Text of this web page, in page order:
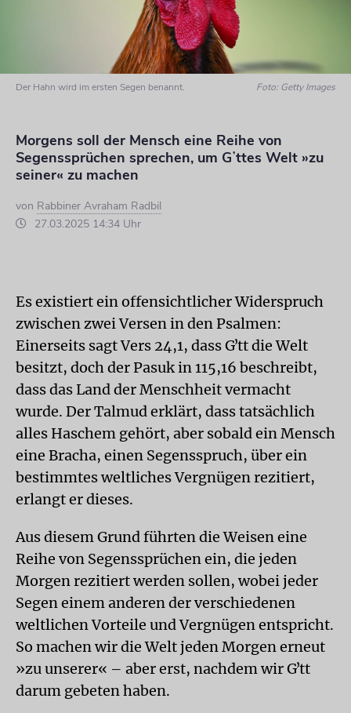
Der Hahn wird im ersten Segen benannt. Foto: Getty Images
Morgens soll der Mensch eine Reihe von
Segenssprüchen sprechen, um Gʼttes Welt »zu
seiner« zu machen
von Rabbiner Avraham Radbil
27.03.2025 14:34 Uhr
Es existiert ein offensichtlicher Widerspruch
zwischen zwei Versen in den Psalmen:
Einerseits sagt Vers 24,1, dass Gʼtt die Welt
besitzt, doch der Pasuk in 115,16 beschreibt,
dass das Land der Menschheit vermacht
wurde. Der Talmud erklärt, dass tatsächlich
alles Haschem gehört, aber sobald ein Mensch
eine Bracha, einen Segensspruch, über ein
bestimmtes weltliches Vergnügen rezitiert,
erlangt er dieses.
Aus diesem Grund führten die Weisen eine
Reihe von Segenssprüchen ein, die jeden
Morgen rezitiert werden sollen, wobei jeder
Segen einem anderen der verschiedenen
weltlichen Vorteile und Vergnügen entspricht.
So machen wir die Welt jeden Morgen erneut
»zu unserer« – aber erst, nachdem wir Gʼtt
darum gebeten haben.